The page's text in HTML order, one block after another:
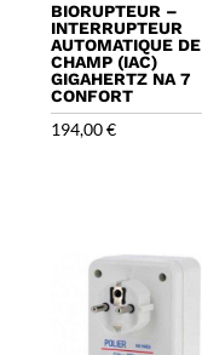
BIORUPTEUR –
INTERRUPTEUR
AUTOMATIQUE DE
CHAMP (IAC)
GIGAHERTZ NA 7
CONFORT
194,00€